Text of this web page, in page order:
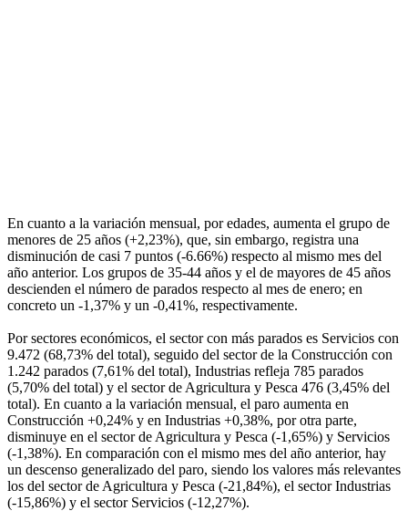
En cuanto a la variación mensual, por edades, aumenta el grupo de
menores de 25 años (+2,23%), que, sin embargo, registra una
disminución de casi 7 puntos (-6.66%) respecto al mismo mes del
año anterior. Los grupos de 35-44 años y el de mayores de 45 años
descienden el número de parados respecto al mes de enero; en
concreto un -1,37% y un -0,41%, respectivamente.
Por sectores económicos, el sector con más parados es Servicios con
9.472 (68,73% del total), seguido del sector de la Construcción con
1.242 parados (7,61% del total), Industrias refleja 785 parados
(5,70% del total) y el sector de Agricultura y Pesca 476 (3,45% del
total). En cuanto a la variación mensual, el paro aumenta en
Construcción +0,24% y en Industrias +0,38%, por otra parte,
disminuye en el sector de Agricultura y Pesca (-1,65%) y Servicios
(-1,38%). En comparación con el mismo mes del año anterior, hay
un descenso generalizado del paro, siendo los valores más relevantes
los del sector de Agricultura y Pesca (-21,84%), el sector Industrias
(-15,86%) y el sector Servicios (-12,27%).